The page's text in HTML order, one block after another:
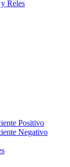
Reles
Positivo
Negativo